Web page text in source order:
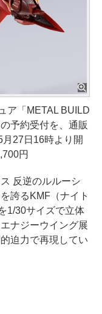
ア「METAL BUILD
予約受付を、通販
27日16時より開
円
反逆のルルーシ
誇るKMF（ナイト
1/30サイズで立体
ナジーウイング展
迫力で再現してい